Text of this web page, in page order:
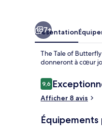
7+
Présentation
The Tale of
donneront à cœur
Avis
voyageurs
9,69,6 sur 10
Afficher 8 avis
Équipements